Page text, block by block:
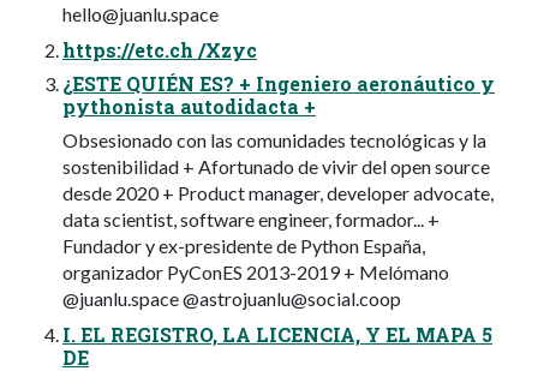
hello@juanlu.space
https://etc.ch /Xzyc
¿ESTE QUIÉN ES? + Ingeniero aeronáutico y
pythonista autodidacta +
Obsesionado con las comunidades tecnológicas y la
sostenibilidad + Afortunado de vivir del open source
desde 2020 + Product manager, developer advocate,
data scientist, software engineer, formador... +
Fundador y ex-presidente de Python España,
organizador PyConES 2013-2019 + Melómano
@juanlu.space @astrojuanlu@social.coop
I. EL REGISTRO, LA LICENCIA, Y EL MAPA 5
DE